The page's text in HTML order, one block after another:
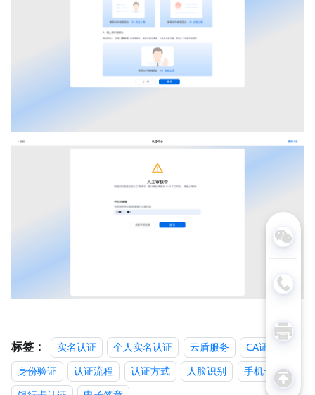
标签： 实名认证 个人实名认证 云盾服务
CA证书
身份验证
认证流程 认证方式 人脸识别
手机号认证